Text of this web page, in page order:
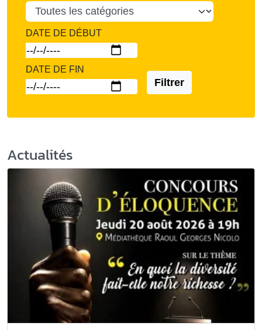
DATE DE DÉBUT
DATE DE FIN
Filtrer
Actualités